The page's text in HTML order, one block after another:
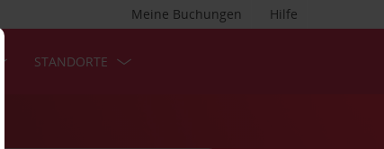
Hilfe
Meine Buchungen
STANDORTE